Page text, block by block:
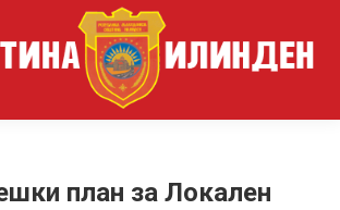
план за Локален